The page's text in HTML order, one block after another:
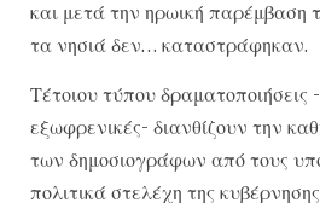
και μετά την ηρωική παρέμβαση
τα νησιά δεν… καταστράφηκαν.
Τέτοιου τύπου δραματοποιήσεις
εξωφρενικές- διανθίζουν την
των δημοσιογράφων από τους
πολιτικά στελέχη της